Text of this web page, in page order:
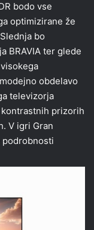
bodo vse
optimizirane že
bo
BRAVIA ter glede
obdelavo
televizorja
kontrastnih prizorih
V igri Gran